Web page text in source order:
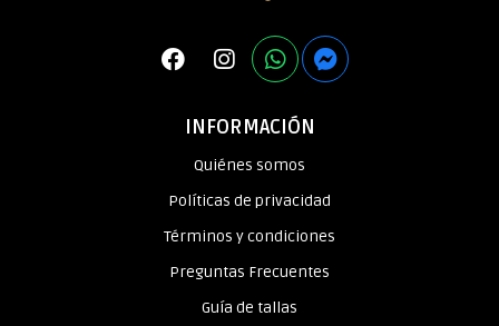
INFORMACIÓN
Quiénes somos
Políticas de privacidad
Términos y condiciones
Preguntas Frecuentes
Guía de tallas